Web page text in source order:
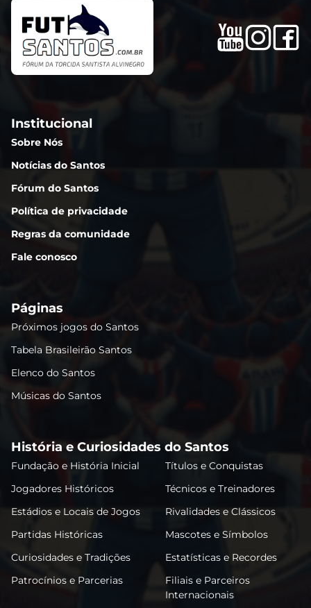
Institucional
Sobre Nós
Notícias do Santos
Fórum do Santos
Política de privacidade
Regras da comunidade
Fale conosco
Páginas
Próximos jogos do Santos
Tabela Brasileirão Santos
Elenco do Santos
Músicas do Santos
História e Curiosidades do Santos
Fundação e História Inicial
Títulos e Conquistas
Jogadores Históricos
Técnicos e Treinadores
Estádios e Locais de Jogos
Rivalidades e Clássicos
Partidas Históricas
Mascotes e Símbolos
Curiosidades e Tradições
Estatísticas e Recordes
Patrocínios e Parcerias
Filiais e Parceiros
Internacionais